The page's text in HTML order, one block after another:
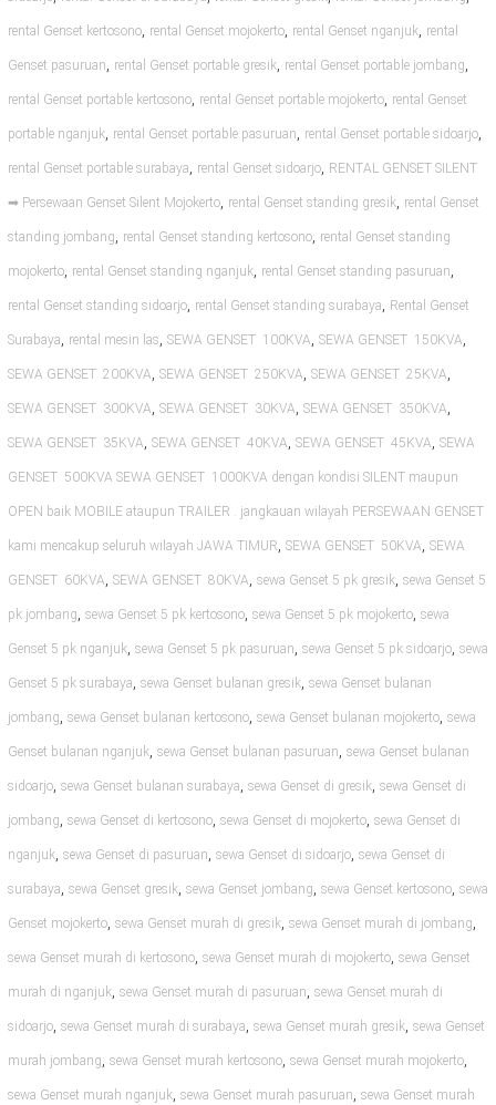
rental Genset kertosono, rental Genset mojokerto, rental Genset nganjuk, rental
Genset pasuruan, rental Genset portable gresik, rental Genset portable jombang,
rental Genset portable kertosono, rental Genset portable mojokerto, rental Genset
portable nganjuk, rental Genset portable pasuruan, rental Genset portable sidoarjo,
rental Genset portable surabaya, rental Genset sidoarjo, RENTAL GENSET SILENT
➡ Persewaan Genset Silent Mojokerto, rental Genset standing gresik, rental Genset
standing jombang, rental Genset standing kertosono, rental Genset standing
mojokerto, rental Genset standing nganjuk, rental Genset standing pasuruan,
rental Genset standing sidoarjo, rental Genset standing surabaya, Rental Genset
Surabaya, rental mesin las, SEWA GENSET 100KVA, SEWA GENSET 150KVA,
SEWA GENSET 200KVA, SEWA GENSET 250KVA, SEWA GENSET 25KVA,
SEWA GENSET 300KVA, SEWA GENSET 30KVA, SEWA GENSET 350KVA,
SEWA GENSET 35KVA, SEWA GENSET 40KVA, SEWA GENSET 45KVA, SEWA
GENSET 500KVA SEWA GENSET 1000KVA dengan kondisi SILENT maupun
OPEN baik MOBILE ataupun TRAILER . jangkauan wilayah PERSEWAAN GENSET
kami mencakup seluruh wilayah JAWA TIMUR, SEWA GENSET 50KVA, SEWA
GENSET 60KVA, SEWA GENSET 80KVA, sewa Genset 5 pk gresik, sewa Genset 5
pk jombang, sewa Genset 5 pk kertosono, sewa Genset 5 pk mojokerto, sewa
Genset 5 pk nganjuk, sewa Genset 5 pk pasuruan, sewa Genset 5 pk sidoarjo, sewa
Genset 5 pk surabaya, sewa Genset bulanan gresik, sewa Genset bulanan
jombang, sewa Genset bulanan kertosono, sewa Genset bulanan mojokerto, sewa
Genset bulanan nganjuk, sewa Genset bulanan pasuruan, sewa Genset bulanan
sidoarjo, sewa Genset bulanan surabaya, sewa Genset di gresik, sewa Genset di
jombang, sewa Genset di kertosono, sewa Genset di mojokerto, sewa Genset di
nganjuk, sewa Genset di pasuruan, sewa Genset di sidoarjo, sewa Genset di
surabaya, sewa Genset gresik, sewa Genset jombang, sewa Genset kertosono, sewa
Genset mojokerto, sewa Genset murah di gresik, sewa Genset murah di jombang,
sewa Genset murah di kertosono, sewa Genset murah di mojokerto, sewa Genset
murah di nganjuk, sewa Genset murah di pasuruan, sewa Genset murah di
sidoarjo, sewa Genset murah di surabaya, sewa Genset murah gresik, sewa Genset
murah jombang, sewa Genset murah kertosono, sewa Genset murah mojokerto,
sewa Genset murah nganjuk, sewa Genset murah pasuruan, sewa Genset murah